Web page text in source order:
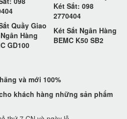
Quầy Giao
Hàng
GD100
Két Sắt: 098
2770404
Két Sắt Ngân Hàng
BEMC K50 SB2
và mới 100%
khách hàng những sản phẩm